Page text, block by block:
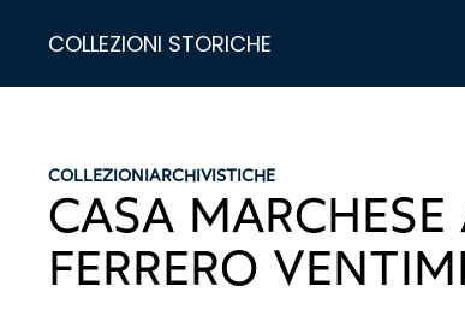
COLLEZIONI STORICHE
COLLEZIONIARCHIVISTICHE
CASA
FERRERO